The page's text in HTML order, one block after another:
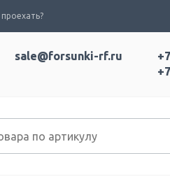
проехать?
sale@forsunki-rf.ru